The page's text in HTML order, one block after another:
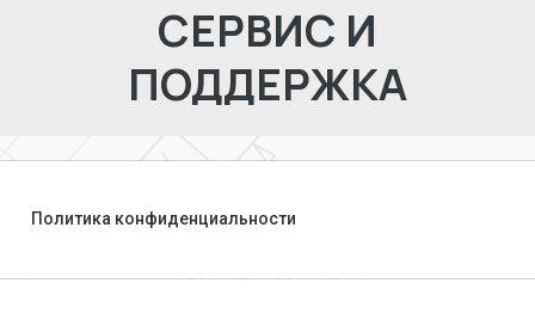
СЕРВИС И
ПОДДЕРЖКА
Политика конфиденциальности